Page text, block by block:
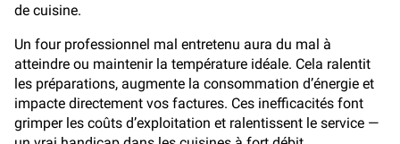
de cuisine.
Un four professionnel mal entretenu aura du mal à
atteindre ou maintenir la température idéale. Cela ralentit
les préparations, augmente la consommation d’énergie et
impacte directement vos factures. Ces inefficacités font
grimper les coûts d’exploitation et ralentissent le service —